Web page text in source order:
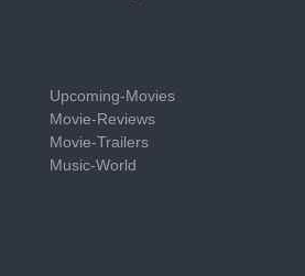
Upcoming-Movies
Movie-Reviews
Movie-Trailers
Music-World